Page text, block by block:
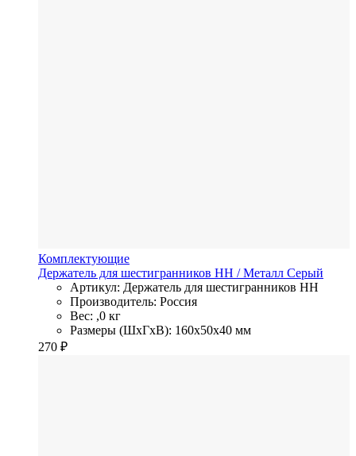
Комплектующие
Держатель для шестигранников HH / Металл Серый
Артикул: Держатель для шестигранников HH
Производитель: Россия
Вес: ,0 кг
Размеры (ШхГхВ): 160x50x40 мм
270 ₽